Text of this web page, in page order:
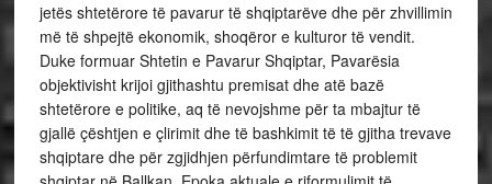
jetës shtetërore të pavarur të shqiptarëve dhe për zhvillimin
më të shpejtë ekonomik, shoqëror e kulturor të vendit.
Duke formuar Shtetin e Pavarur Shqiptar, Pavarësia
objektivisht krijoi gjithashtu premisat dhe atë bazë
shtetërore e politike, aq të nevojshme për ta mbajtur të
gjallë çështjen e çlirimit dhe të bashkimit të të gjitha trevave
shqiptare dhe për zgjidhjen përfundimtare të problemit